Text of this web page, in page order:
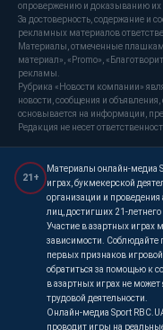
опровержению и доказыванию их
За достоверность, содержание и
рекламных материалов
Материалы, отмеченные
материал», «Promo»,
рекламы.
Рубрика «Новости компании»
новости, сообщения и
основывается на информации,
Редакция не несет
21+
Материалы онлайн-медиа
играх, букмекерской
организации и
лиц, достигших 21-летнего
Участие в азартных играх
зависимости. Соблюдайте
первых признаков
обратиться за помощью к
в азартных играх не может
трудовой деятельности.
Онлайн-медиа Sport
проводит игры на